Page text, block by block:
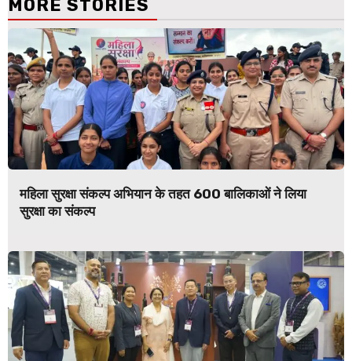
MORE STORIES
महिला सुरक्षा संकल्प अभियान के तहत 600 बालिकाओं ने लिया
सुरक्षा का संकल्प